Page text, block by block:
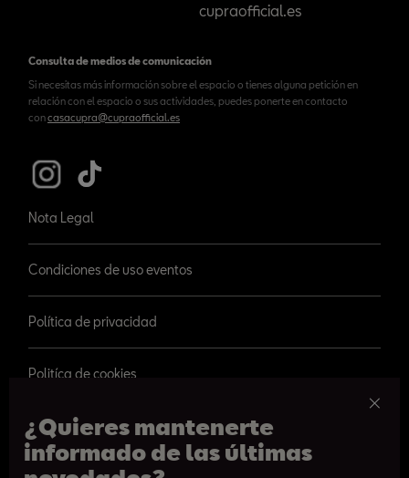
¿Quieres mantenerte
informado de las últimas
cupraofficial.es
Consulta de medios de comunicación
Si necesitas más información sobre el espacio o tienes alguna petición en
relación con el espacio o sus actividades, puedes ponerte en contacto
concasacupra@cupraofficial.es
Nota Legal
Condiciones de uso eventos
Política de privacidad
Politíca de cookies